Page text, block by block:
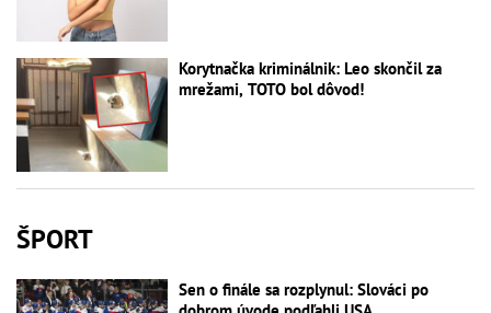
Korytnačka kriminálnik: Leo skončil za
mrežami, TOTO bol dôvod!
ŠPORT
Sen o finále sa rozplynul: Slováci po